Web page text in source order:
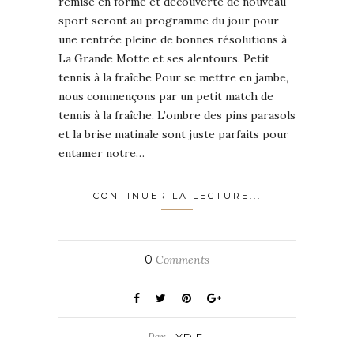
sport seront au programme du jour pour
une rentrée pleine de bonnes résolutions à
La Grande Motte et ses alentours. Petit
tennis à la fraîche Pour se mettre en jambe,
nous commençons par un petit match de
tennis à la fraîche. L’ombre des pins parasols
et la brise matinale sont juste parfaits pour
entamer notre…
CONTINUER LA LECTURE...
0 Comments